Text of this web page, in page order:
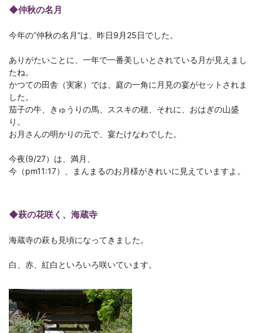
◆仲秋の名月
今年の”仲秋の名月”は、昨日9月25日でした。
ありがたいことに、一年で一番美しいとされている月が見えまし
たね。
かつての田舎（実家）では、庭の一角に月見の宴がセットされま
した。
茄子の牛、きゅうりの馬、ススキの穂、それに、おはぎの山盛
り。
お月さんの明かりの元で、宴たけなわでした。
今夜(9/27）は、満月、
今（pm11:17）、まんまるのお月様がきれいに見えていますよ。
◆萩の花咲く、海蔵寺
海蔵寺の萩も見頃になってきました。
白、赤、紅白といろいろ咲いています。